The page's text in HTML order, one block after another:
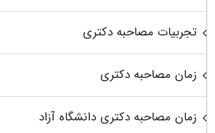
تجربیات مصاحبه دکتری
زمان مصاحبه دکتری
زمان مصاحبه دکتری دانشگاه آزاد